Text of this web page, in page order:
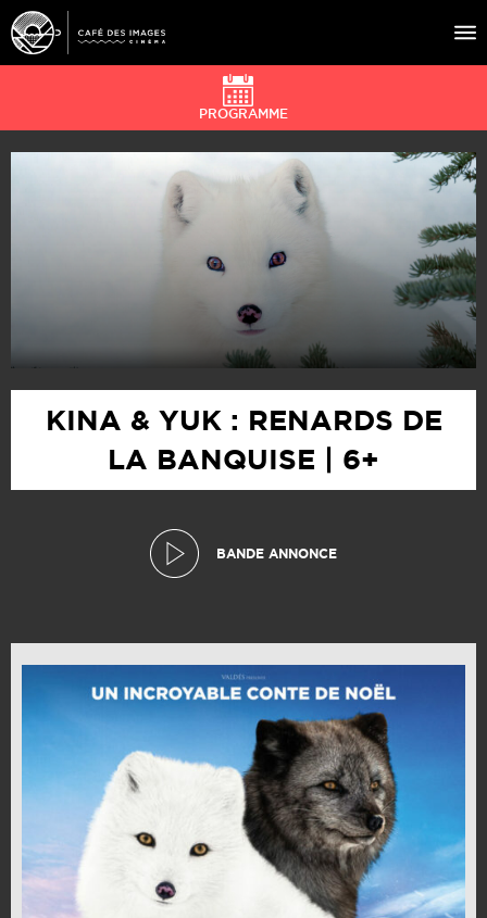
À L’AFFICHE
ÉVÉNEMENTS
CAFÉ DU CINÉ
PRATIQUE
KINA & YUK : RENARDS DE
LA BANQUISE | 6+
BANDE ANNONCE
PROGRAMME